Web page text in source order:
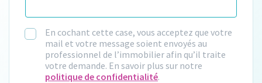
En cochant cette case, vous acceptez que votre
mail et votre message soient envoyés au
professionnel de l’immobilier afin qu’il traite
votre demande. En savoir plus sur notre
politique de confidentialité.